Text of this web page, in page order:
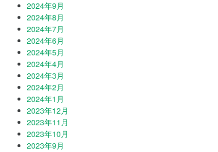
2024年9月
2024年8月
2024年7月
2024年6月
2024年5月
2024年4月
2024年3月
2024年2月
2024年1月
2023年12月
2023年11月
2023年10月
2023年9月